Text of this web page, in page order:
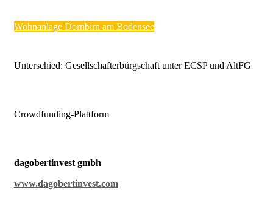
Wohnanlage Dornbirn am Bodensee
Unterschied: Gesellschafterbürgschaft unter ECSP und AltFG
Crowdfunding-Plattform
dagobertinvest gmbh
www.dagobertinvest.com